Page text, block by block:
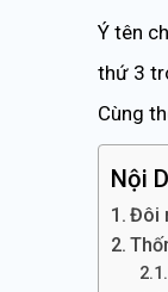
Ý tên
thứ 3
Cùng
Nội
Đôi